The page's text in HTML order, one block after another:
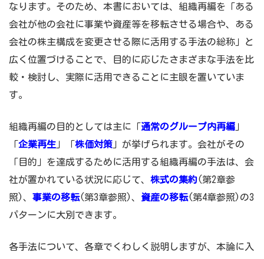
なります。そのため、本書においては、組織再編を「ある
会社が他の会社に事業や資産等を移転させる場合や、ある
会社の株主構成を変更させる際に活用する手法の総称」と
広く位置づけることで、目的に応じたさまざまな手法を比
較・検討し、実際に活用できることに主眼を置いていま
す。
組織再編の目的としては主に「通常のグループ内再編 」
「企業再生 」「株価対策 」が挙げられます。会社がその
「目的」を達成するために活用する組織再編の手法は、会
社が置かれている状況に応じて、 株式の集約(第2章参
照)、 事業の移転(第3章参照)、 資産の移転(第4章参照)の3
パターンに大別できます。
各手法について、各章でくわしく説明しますが、本論に入